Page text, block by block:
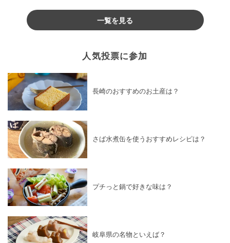
一覧を見る
人気投票に参加
長崎のおすすめのお土産は？
さば水煮缶を使うおすすめレシピは？
プチっと鍋で好きな味は？
岐阜県の名物といえば？